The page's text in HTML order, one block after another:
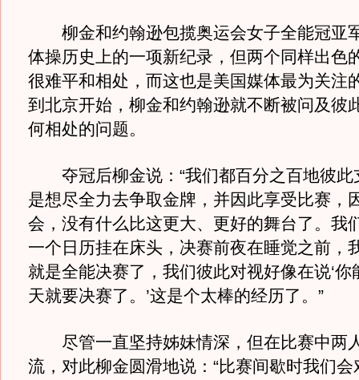
柳金和约翰逊包揽奥运会女子全能冠亚
体操历史上的一项新纪录，但两个同样出色
很难平和相处，而这也是美国媒体最为关注
到北京开始，柳金和约翰逊就不断被问及彼
何相处的问题。
夺冠后柳金说：“我们都百分之百地彼此
是想尽全力去争取金牌，并因此享受比赛，
会，没有什么比这更大、更好的舞台了。我
一个日历挂在床头，决赛前夜在睡觉之前，
就是全能决赛了，我们彼此对视好像在说‘你
天就要决赛了。’这是个太棒的经历了。”
尽管一直坚持姊妹情深，但在比赛中两
流，对此柳金圆滑地说：“比赛间歇时我们